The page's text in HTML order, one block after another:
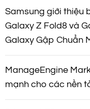
Samsung giới thiệu
Galaxy Z Fold8 và
Galaxy Gập Chuẩn
ManageEngine
mạnh cho các nền